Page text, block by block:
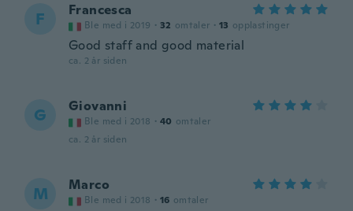
F Francesca
Ble med i 2019 · 32 omtaler · 13 opplastinger
Good staff and good material
ca. 2 år siden
G Giovanni
Ble med i 2018 · 40 omtaler
ca. 2 år siden
M Marco
Ble med i 2018 · 16 omtaler